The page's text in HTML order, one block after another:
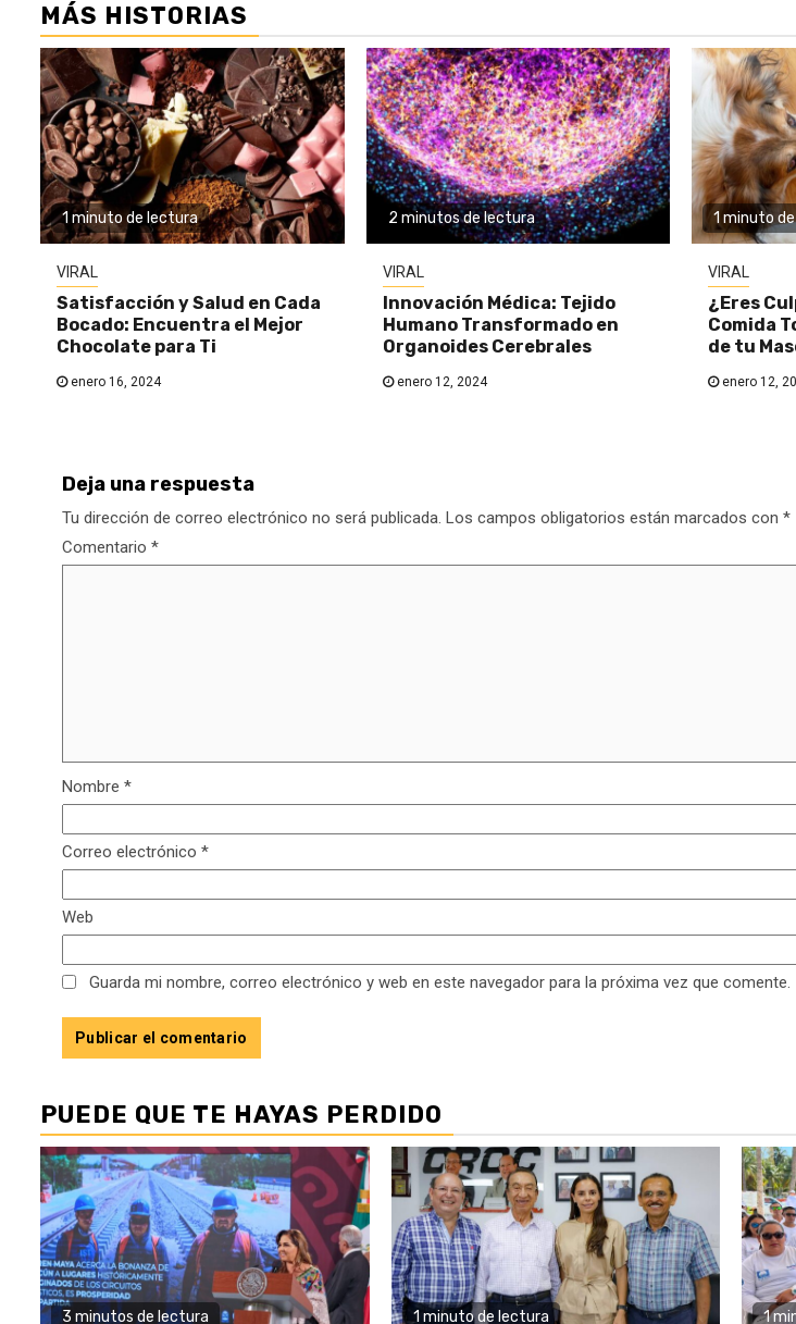
MÁS HISTORIAS
1 minuto de lectura
VIRAL
Satisfacción y Salud en Cada
Bocado: Encuentra el Mejor
Chocolate para Ti
enero 16, 2024
2 minutos de lectura
VIRAL
Innovación Médica: Tejido
Humano Transformado en
Organoides Cerebrales
enero 12, 2024
1 minuto
VIRAL
¿Eres
Comida
de tu
enero 12,
Deja una respuesta
Tu dirección de correo electrónico no será publicada. Los campos obligatorios están marcados con *
Comentario *
Nombre *
Correo electrónico *
Web
Guarda mi nombre, correo electrónico y web en este navegador para la próxima vez que comente.
PUEDE QUE TE HAYAS PERDIDO
3 minutos de lectura 1 minuto de lectura 1